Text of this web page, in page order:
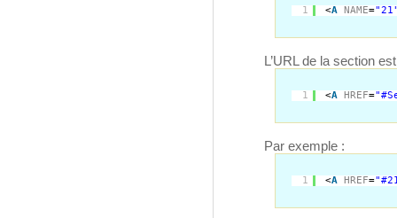
1 <A NAME=
L’URL de la section
1 <A HREF=
Par exemple :
1 <A HREF=